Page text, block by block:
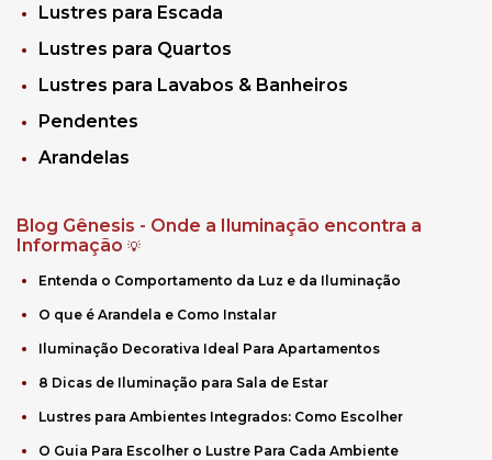
Lustres para Escada
Lustres para Quartos
Lustres para Lavabos & Banheiros
Pendentes
Arandelas
Blog Gênesis - Onde a Iluminação encontra a
Informação 💡
Entenda o Comportamento da Luz e da Iluminação
O que é Arandela e Como Instalar
Iluminação Decorativa Ideal Para Apartamentos
8 Dicas de Iluminação para Sala de Estar
Lustres para Ambientes Integrados: Como Escolher
O Guia Para Escolher o Lustre Para Cada Ambiente